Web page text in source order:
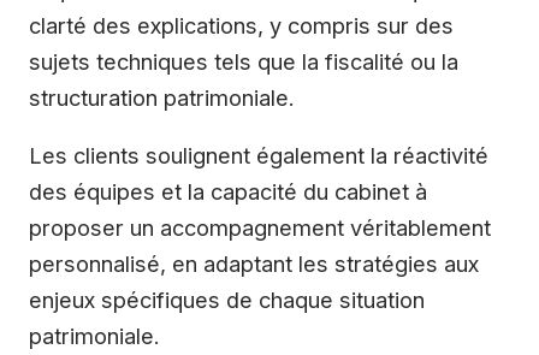
clarté des explications, y compris sur des
sujets techniques tels que la fiscalité ou la
structuration patrimoniale.
Les clients soulignent également la réactivité
des équipes et la capacité du cabinet à
proposer un accompagnement véritablement
personnalisé, en adaptant les stratégies aux
enjeux spécifiques de chaque situation
patrimoniale.